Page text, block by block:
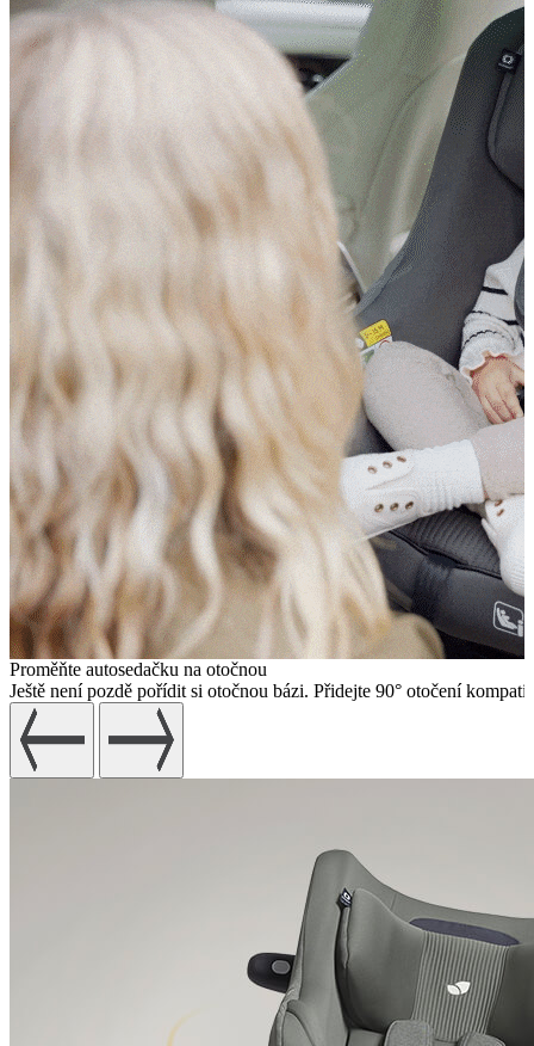
Proměňte autosedačku na otočnou
Ještě není pozdě pořídit si otočnou bázi. Přidejte 90° otočení